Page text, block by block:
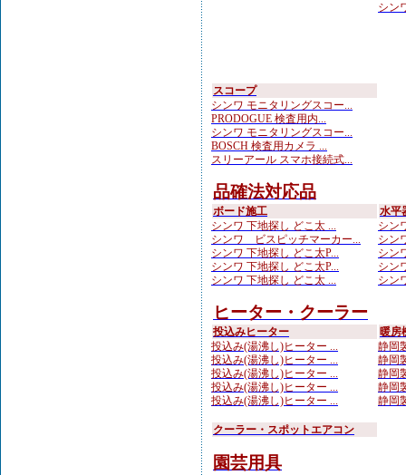
シン
スコープ
シンワ モニタリングスコー...
PRODOGUE 検査用内...
シンワ モニタリングスコー...
BOSCH 検査用カメラ ...
スリーアール スマホ接続式...
品確法対応品
ボード施工
シンワ 下地探し どこ太 ...
シンワ ビスピッチマーカー...
シンワ 下地探し どこ太P...
シンワ 下地探し どこ太P...
シンワ 下地探し どこ太 ...
水平
シン
シン
シン
シン
シン
ヒーター・クーラー
投込みヒーター
投込み(湯沸し)ヒーター ...
投込み(湯沸し)ヒーター ...
投込み(湯沸し)ヒーター ...
投込み(湯沸し)ヒーター ...
投込み(湯沸し)ヒーター ...
暖房
静岡
静岡
静岡
静岡
静岡
クーラー・スポットエアコン
園芸用具